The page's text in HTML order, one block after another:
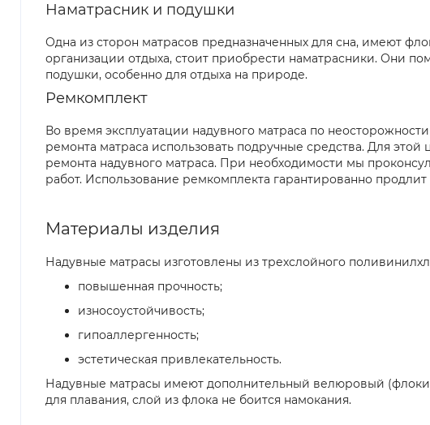
Наматрасник и подушки
Одна из сторон матрасов предназначенных для сна, имеют
организации отдыха, стоит приобрести наматрасники. Они
подушки, особенно для отдыха на природе.
Ремкомплект
Во время эксплуатации надувного матраса по
ремонта матраса использовать подручные средства. Для
ремонта надувного матраса. При необходимости мы
работ. Использование ремкомплекта гарантированно
Материалы изделия
Надувные матрасы изготовлены из трехслойного
повышенная прочность;
износоустойчивость;
гипоаллергенность;
эстетическая привлекательность.
Надувные матрасы имеют дополнительный велюровый
для плавания, слой из флока не боится намокания.